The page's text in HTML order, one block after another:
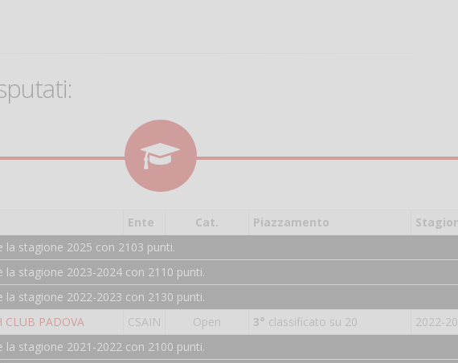
Ente Cat. Piazzamento
la stagione 2025 con 2103 punti.
la stagione 2023-2024 con 2110 punti.
la stagione 2022-2023 con 2130 punti.
CLUB PADOVA CSAIN Open 3° classificato su 20
2022-
la stagione 2021-2022 con 2100 punti.